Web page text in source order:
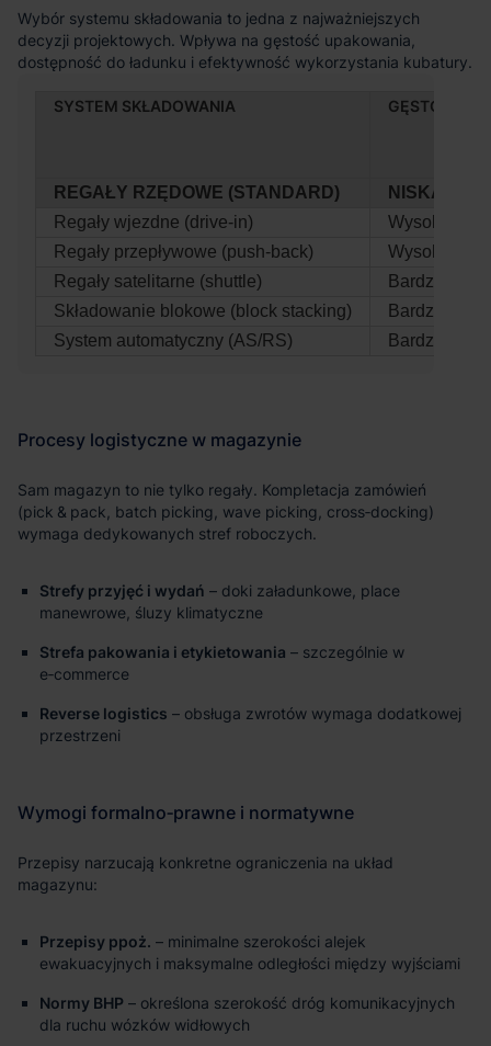
SYSTEM SKŁADOWANIA GĘSTOŚĆ
REGAŁY RZĘDOWE (STANDARD)
NISKA
Regały wjezdne (drive‑in)
Wysoka
Regały przepływowe (push‑back)
Wysoka
Regały satelitarne (shuttle)
Bardzo
Składowanie blokowe (block stacking)
Bardzo
System automatyczny (AS/RS)
Bardzo
Strefy przyjęć i wydań – doki załadunkowe, place
manewrowe, śluzy klimatyczne
Strefa pakowania i etykietowania – szczególnie w
e‑commerce
Reverse logistics – obsługa zwrotów wymaga dodatkowej
przestrzeni
Przepisy ppoż. – minimalne szerokości alejek
ewakuacyjnych i maksymalne odległości między wyjściami
Normy BHP – określona szerokość dróg komunikacyjnych
dla ruchu wózków widłowych